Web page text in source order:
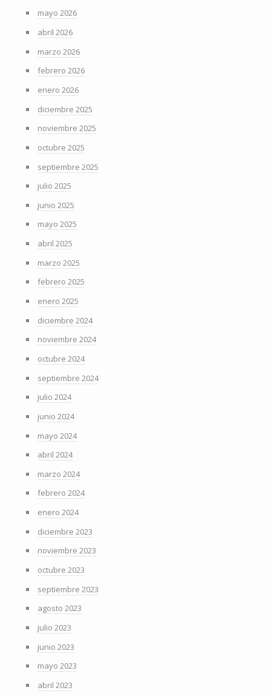
mayo 2026
abril 2026
marzo 2026
febrero 2026
enero 2026
diciembre 2025
noviembre 2025
octubre 2025
septiembre 2025
julio 2025
junio 2025
mayo 2025
abril 2025
marzo 2025
febrero 2025
enero 2025
diciembre 2024
noviembre 2024
octubre 2024
septiembre 2024
julio 2024
junio 2024
mayo 2024
abril 2024
marzo 2024
febrero 2024
enero 2024
diciembre 2023
noviembre 2023
octubre 2023
septiembre 2023
agosto 2023
julio 2023
junio 2023
mayo 2023
abril 2023